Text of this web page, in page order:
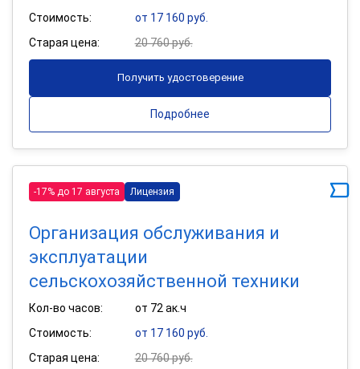
Стоимость:
от 17 160 руб.
Старая цена:
20 760 руб.
Получить удостоверение
Подробнее
-17% до 17 августа Лицензия
Организация обслуживания и
эксплуатации
сельскохозяйственной техники
Кол-во часов:
от 72 ак.ч
Стоимость:
от 17 160 руб.
Старая цена:
20 760 руб.